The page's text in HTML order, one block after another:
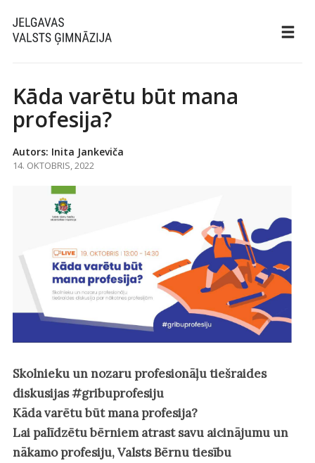
Kāda varētu būt mana
profesija?
Autors: Inita Jankeviča
14. OKTOBRIS, 2022
Skolnieku un nozaru profesionāļu tiešraides
diskusijas #gribuprofesiju
Kāda varētu būt mana profesija?
Lai palīdzētu bērniem atrast savu aicinājumu un
nākamo profesiju, Valsts Bērnu tiesību